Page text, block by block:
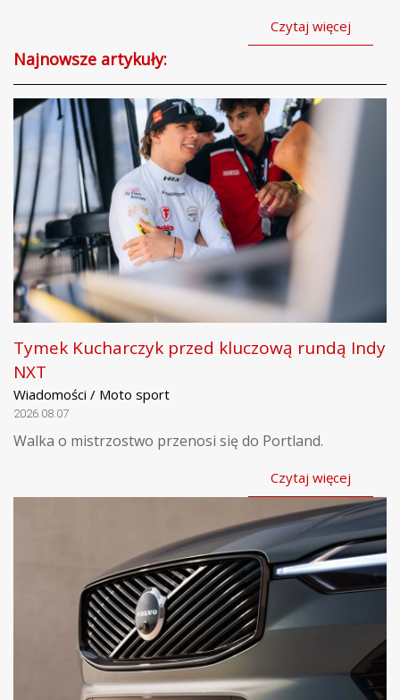
Czytaj więcej
Najnowsze artykuły:
Tymek Kucharczyk przed kluczową rundą Indy
NXT
Wiadomości / Moto sport
2026.08.07
Walka o mistrzostwo przenosi się do Portland.
Czytaj więcej